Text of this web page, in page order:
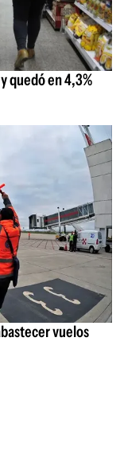
quedó en 4,3%
vuelos